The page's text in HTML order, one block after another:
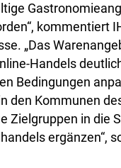
kommentiert
„Das
Handels
Bedingungen
den Kommunen
Zielgruppen in die
ergänzen“,